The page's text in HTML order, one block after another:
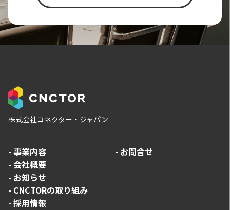
株式会社コネクター・ジャパン
- 事業内容
- 会社概要
- お知らせ
- CNCTORの取り組み
- 採用情報
- お問合せ